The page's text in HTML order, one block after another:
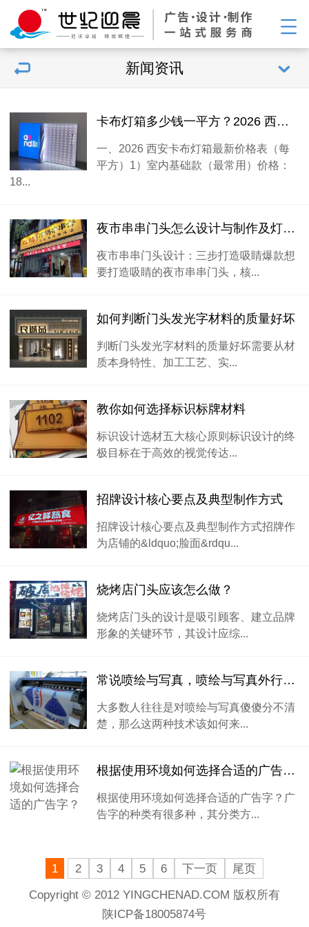
新闻资讯
卡布灯箱多少钱一平方？2026 西安最新价格
一、2026 西安卡布灯箱最新价格表（每
平方）1）室内基础款（最常用）价格：
18...
夜市串串门头怎么设计与制作及灯光搭配？
夜市串串门头设计：三步打造吸睛爆款想
要打造吸睛的夜市串串门头，核...
如何判断门头发光字材料的质量好坏
判断门头发光字材料的质量好坏需要从材
质本身特性、加工工艺、实...
教你如何选择标识标牌材料
标识设计选材五大核心原则标识设计的终
极目标在于高效的视觉传达...
招牌设计核心要点及典型制作方式
招牌设计核心要点及典型制作方式招牌作
为店铺的&ldquo;脸面&rdqu...
烧烤店门头应该怎么做？
烧烤店门头的设计是吸引顾客、建立品牌
形象的关键环节，其设计应综...
常说喷绘与写真，喷绘与写真外行如何区分？
大多数人往往是对喷绘与写真傻傻分不清
楚，那么这两种技术该如何来...
根据使用环境如何选择合适的广告字？
根据使用环境如何选择合适的广告字？广
告字的种类有很多种，其分类方...
1 2 3 4 5 6 下一页
尾页
Copyright © 2012 YINGCHENAD.COM 版权所有
陕ICP备18005874号